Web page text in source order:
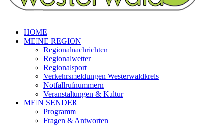
HOME
MEINE REGION
Regionalnachrichten
Regionalwetter
Regionalsport
Verkehrsmeldungen Westerwaldkreis
Notfallrufnummern
Veranstaltungen & Kultur
MEIN SENDER
Programm
Fragen & Antworten